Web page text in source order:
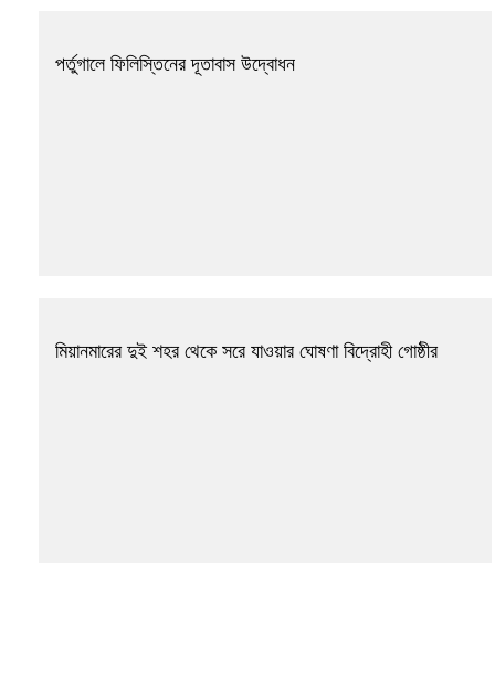
পর্তুগালে ফিলিস্তিনের দূতাবাস উদ্বোধন
মিয়ানমারের দুই শহর থেকে সরে যাওয়ার ঘোষণা বিদ্রোহী গোষ্ঠীর